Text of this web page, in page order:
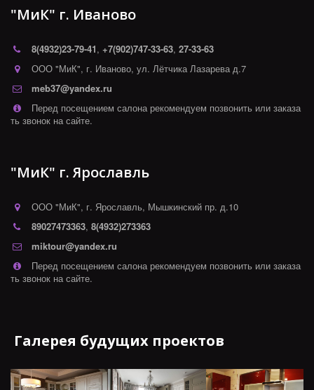
"МиК" г. Иваново
8(4932)23-79-41, +7(902)747-33-63, 27-33-63
ООО "МиК", г. Иваново, ул. Лётчика Лазарева д.7
meb37@yandex.ru
Перед посещением салона рекомендуем позвонить или заказа
ть звонок на сайте.
"МиК" г. Ярославль
ООО "МиК", г. Ярославль, Мышкинский пр. д.10
89027473363, 8(4932)273363
miktour@yandex.ru
Перед посещением салона рекомендуем позвонить или заказа
ть звонок на сайте.
Галерея будущих проектов